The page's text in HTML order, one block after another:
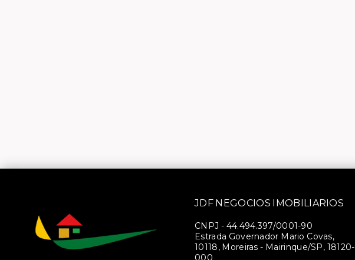
JDF NEGOCIOS IMOBILIARIOS
CNPJ - 44.494.397/0001-90
Estrada Governador Mario Covas,
10118, Moreiras - Mairinque/SP, 18120-
000